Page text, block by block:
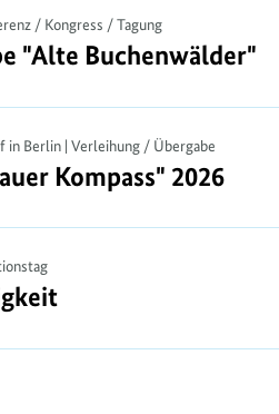
/ Kongress / Tagung
"Alte Buchenwälder"
"Alte Buchenwälder"
in Berlin | Verleihung / Übergabe
Kompass" 2026
Kompass" 2026